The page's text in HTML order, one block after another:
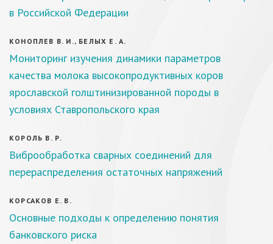
в Российской Федерации
КОНОПЛЕВ В. И., БЕЛЫХ Е. А.
Мониторинг изучения динамики параметров
качества молока высокопродуктивных коров
ярославской голштинизированной породы в
условиях Ставропольского края
КОРОЛЬ В. Р.
Виброобработка сварных соединений для
перераспределения остаточных напряжений
КОРСАКОВ Е. В.
Основные подходы к определению понятия
банковского риска